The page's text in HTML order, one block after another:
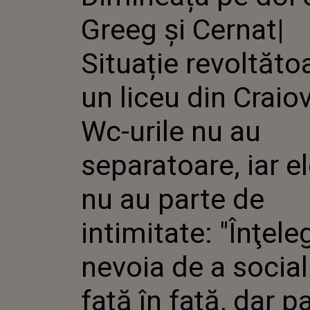
CRAIOVA. WC-
SEPARATOARE,
PARTE DE
NEVOIA DE A
FAŢĂ, DAR PARCĂ
TOT!"
Greeg și Cernat|
Situație
un liceu din
Wc-urile nu au
separatoare, iar
nu au parte de
intimitate:
nevoia de a
faţă în faţă, dar